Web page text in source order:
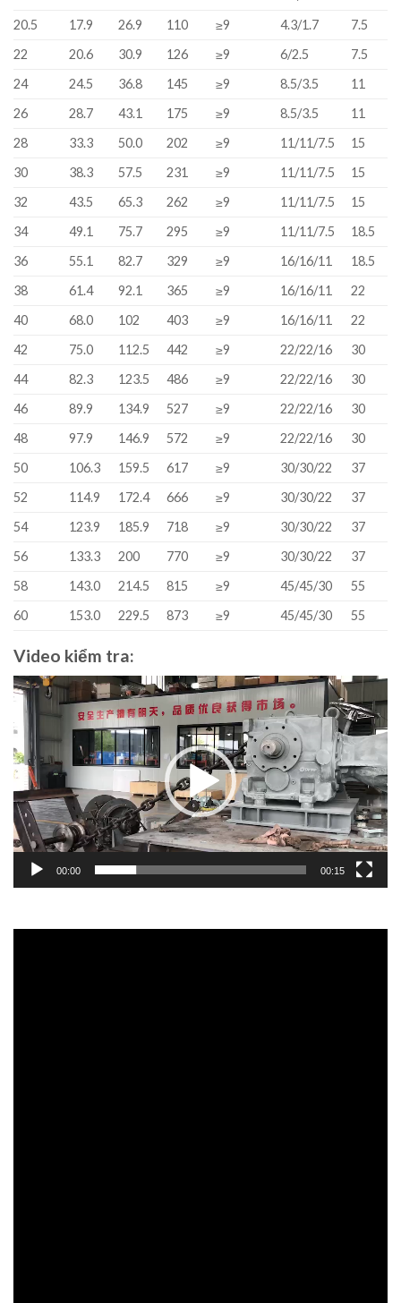
20.5
17.9 26.9 110 ≥9 4.3/1.7
7.5
22
20.6 30.9 126 ≥9 6/2.5
7.5
24
24.5 36.8 145 ≥9 8.5/3.5
11
26
28.7 43.1 175 ≥9 8.5/3.5
11
28
33.3 50.0 202 ≥9 11/11/7.5
15
30
38.3 57.5 231 ≥9 11/11/7.5
15
32
43.5 65.3 262 ≥9 11/11/7.5
15
34
49.1 75.7 295 ≥9 11/11/7.5
18.5
36
55.1 82.7 329 ≥9 16/16/11
18.5
38
61.4 92.1 365 ≥9 16/16/11
22
40
68.0 102 403 ≥9 16/16/11
22
42
75.0 112.5 442 ≥9 22/22/16
30
44
82.3 123.5 486 ≥9 22/22/16
30
46
89.9 134.9 527 ≥9 22/22/16
30
48
97.9 146.9 572 ≥9 22/22/16
30
50
106.3 159.5 617 ≥9 30/30/22
37
52
114.9 172.4 666 ≥9 30/30/22
37
54
123.9 185.9 718 ≥9 30/30/22
37
56
133.3 200 770 ≥9 30/30/22
37
58
143.0 214.5 815 ≥9 45/45/30
55
60
153.0 229.5 873 ≥9 45/45/30 55
Video kiểm tra:
Video
Player
00:00 00:15